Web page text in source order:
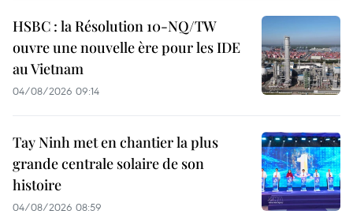
HSBC : la Résolution 10-NQ/TW
ouvre une nouvelle ère pour les IDE
au Vietnam
04/08/2026 09:14
Tay Ninh met en chantier la plus
grande centrale solaire de son
histoire
04/08/2026 08:59